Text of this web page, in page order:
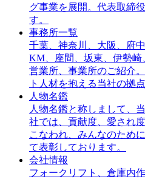
グ事業を展開。代表取締
す。
事務所一覧
千葉、神奈川、大阪、府
KM、座間、坂東、伊勢
営業所、事業所のご紹介
ト人材を抱える当社の拠
人物名鑑
人物名鑑と称しまして、
社では、貢献度、愛され
こなわれ、みんなのため
て表彰しております。
会社情報
フォークリフト、倉庫内